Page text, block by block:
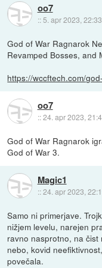
oo7
:: 5. apr 2023, 22:33
God of War Ragnarok
Revamped Bosses, and
https://wccftech.com/
oo7
::24. apr 2023,
God of War Ragnarok
God of War 3.
Magic1
::24. apr 2023,
Samo ni primerjave.
nižjem levelu, narejen
ravno nasprotno, na
nebo, kovid
povečala.